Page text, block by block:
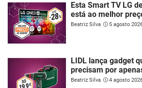
Esta Smart TV LG
está ao melhor
Beatriz Silva 5 agosto
LIDL lança gadget
precisam por
Beatriz Silva 4 agosto